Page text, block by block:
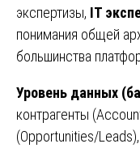
экспертизы, IT
понимания общей
большинства
Уровень данных
контрагенты
(Opportunities/